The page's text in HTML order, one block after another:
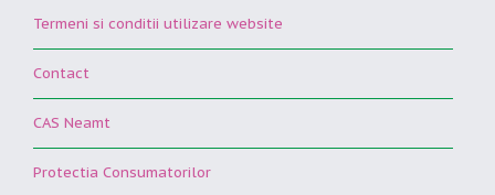
Termeni si conditii utilizare website
Contact
CAS Neamt
Protectia Consumatorilor